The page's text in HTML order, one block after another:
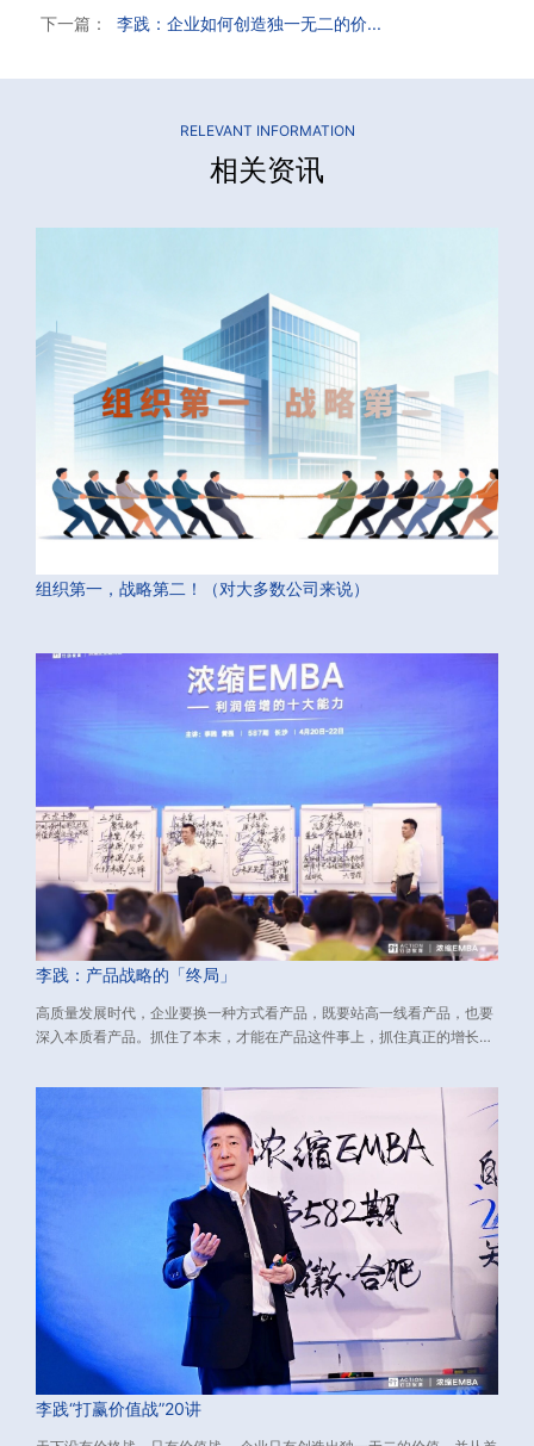
下一篇： 李践：企业如何创造独一无二的价...
RELEVANT INFORMATION
相关资讯
组织第一，战略第二！（对大多数公司来说）
李践：产品战略的「终局」
高质量发展时代，企业要换一种方式看产品，既要站高一线看产品，也要
深入本质看产品。抓住了本末，才能在产品这件事上，抓住真正的增长
含：如何看产品、如何做产品、如何打造大单品。源自：由行动教育董事
长兼CEO李践老师主讲的《浓缩EMBA》课程、数万校友实践有效的经营
方法论，希望对您有所启发。
李践“打赢价值战”20讲